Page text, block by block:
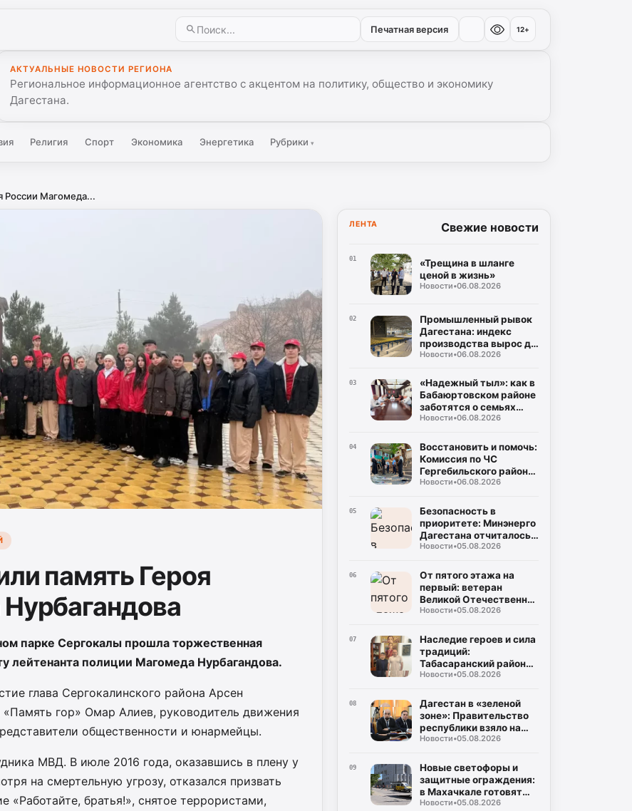
Печатная версия 12+
АКТУАЛЬНЫЕ НОВОСТИ РЕГИОНА
Региональное информационное агентство с акцентом на политику, общество и экономику
Дагестана.
Религия Спорт Экономика Энергетика Рубрики▾
России Магомеда...
память Героя
парке Сергокалы прошла торжественная
лейтенанта полиции Магомеда Нурбагандова.
глава Сергокалинского района Арсен
гор» Омар Алиев, руководитель движения
общественности и юнармейцы.
МВД. В июле 2016 года, оказавшись в плену у
на смертельную угрозу, отказался призвать
«Работайте, братья!», снятое террористами,
ЛЕНТА Свежие новости
01
«Трещина в шланге
ценой в жизнь»
Новости•06.08.2026
02
Промышленный рывок
Дагестана: индекс
производства вырос до
106%, а объем отгрузки
миллиардов рублей
Новости•06.08.2026
03
«Надежный тыл»: как в
Бабаюртовском районе
заботятся о семьях
героев СВО, превращая
дела
Новости•06.08.2026
04
Восстановить и помочь:
Комиссия по ЧС
Гергебильского района
детально оценивает
в Курми и Хвартикуни
Новости•06.08.2026
05
Безопасность в
приоритете: Минэнерго
Дагестана отчиталось о
двукратном снижении
эксплуатации газа
Новости•05.08.2026
06
От пятого этажа на
первый: ветеран
Великой Отечественной
Муса Багаудинов
квартиры в Каспийске
Новости•05.08.2026
07
Наследие героев и сила
традиций:
Табасаранский район
примет два турнира
уровня в честь Руслана
Курбанова и Рустама
Мурадова
Новости•05.08.2026
08
Дагестан в «зеленой
зоне»: Правительство
республики взяло на
жесткий контроль
инфраструктуры для
ТКО
Новости•05.08.2026
09
Новые светофоры и
защитные ограждения:
в Махачкале готовят
безопасные маршруты
Новости•05.08.2026